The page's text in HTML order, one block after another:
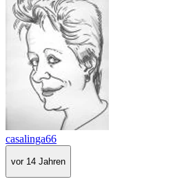
casalinga66
vor 14 Jahren